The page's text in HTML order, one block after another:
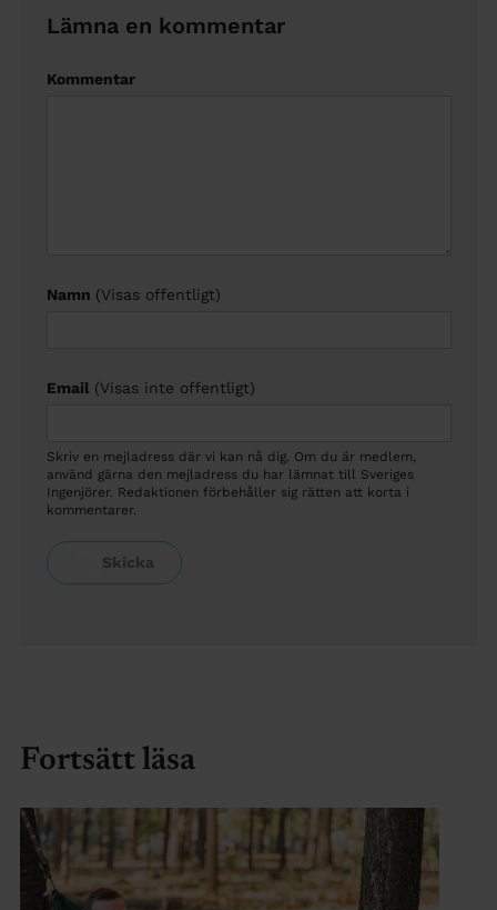
Lämna en kommentar
Kommentar
Namn (Visas offentligt)
Email (Visas inte offentligt)
Skriv en mejladress där vi kan nå dig. Om du är medlem,
använd gärna den mejladress du har lämnat till Sveriges
Ingenjörer. Redaktionen förbehåller sig rätten att korta i
kommentarer.
Fortsätt läsa